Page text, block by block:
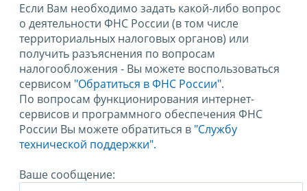
Если Вам необходимо задать какой-либо вопрос
о деятельности ФНС России (в том числе
территориальных налоговых органов) или
получить разъяснения по вопросам
налогообложения - Вы можете воспользоваться
сервисом "Обратиться в ФНС России".
По вопросам функционирования интернет-
сервисов и программного обеспечения ФНС
России Вы можете обратиться в "Службу
технической поддержки".
Ваше сообщение: